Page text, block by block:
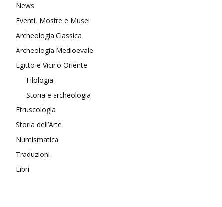
News
Eventi, Mostre e Musei
Archeologia Classica
Archeologia Medioevale
Egitto e Vicino Oriente
Filologia
Storia e archeologia
Etruscologia
Storia dell’Arte
Numismatica
Traduzioni
Libri